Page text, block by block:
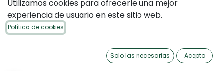
Envíenos un mensaje
Utilizamos cookies para ofrecerle una mejor
experiencia de usuario en este sitio web.
Política de cookies
Solo las necesarias Acepto